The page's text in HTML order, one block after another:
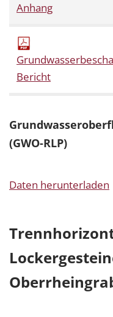
Anhang
Bericht
(GWO-RLP)
Daten herunterladen